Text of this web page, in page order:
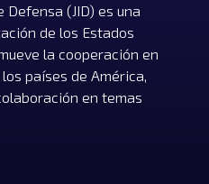
Defensa (JID) es una
de los Estados
la cooperación en
países de América,
en temas